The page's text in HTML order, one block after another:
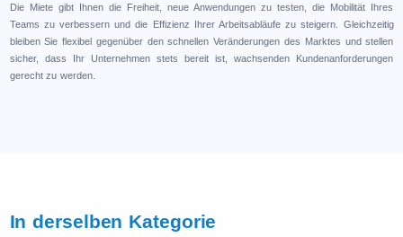
Die Miete gibt Ihnen die Freiheit, neue Anwendungen zu testen, die Mobilität Ihres
Teams zu verbessern und die Effizienz Ihrer Arbeitsabläufe zu steigern. Gleichzeitig
bleiben Sie flexibel gegenüber den schnellen Veränderungen des Marktes und stellen
sicher, dass Ihr Unternehmen stets bereit ist, wachsenden Kundenanforderungen
gerecht zu werden.
In derselben Kategorie